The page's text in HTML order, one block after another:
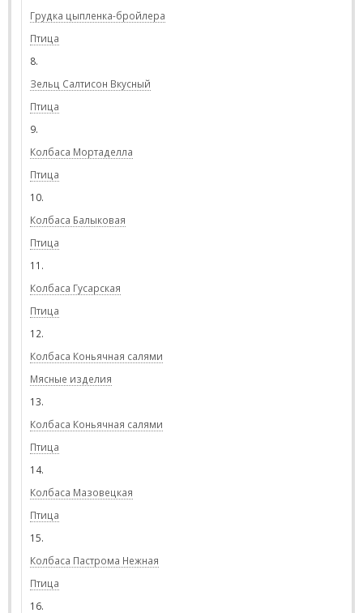
Грудка цыпленка-бройлера
Птица
8.
Зельц Салтисон Вкусный
Птица
9.
Колбаса Мортаделла
Птица
10.
Колбаса Балыковая
Птица
11.
Колбаса Гусарская
Птица
12.
Колбаса Коньячная салями
Мясные изделия
13.
Колбаса Коньячная салями
Птица
14.
Колбаса Мазовецкая
Птица
15.
Колбаса Пастрома Нежная
Птица
16.